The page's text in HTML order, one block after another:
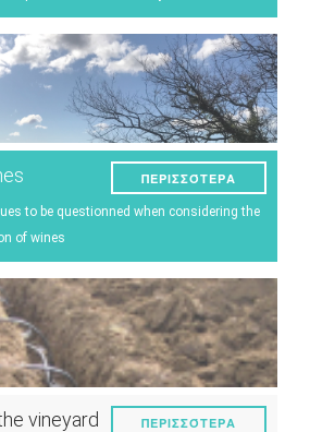
και ασθένειες
αμπελώνα
Τεχνικές οινοποιήσης
μετεωρολογικών γεγονότων
to be questionned when considering the
of wines
ΠΕΡΙΣΣΌΤΕΡΑ
vineyard ΠΕΡΙΣΣΌΤΕΡΑ